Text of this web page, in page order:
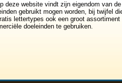
deze website vindt zijn eigendom van
gebruikt mogen worden, bij twijfel
lettertypes ook een groot
doeleinden te gebruiken.